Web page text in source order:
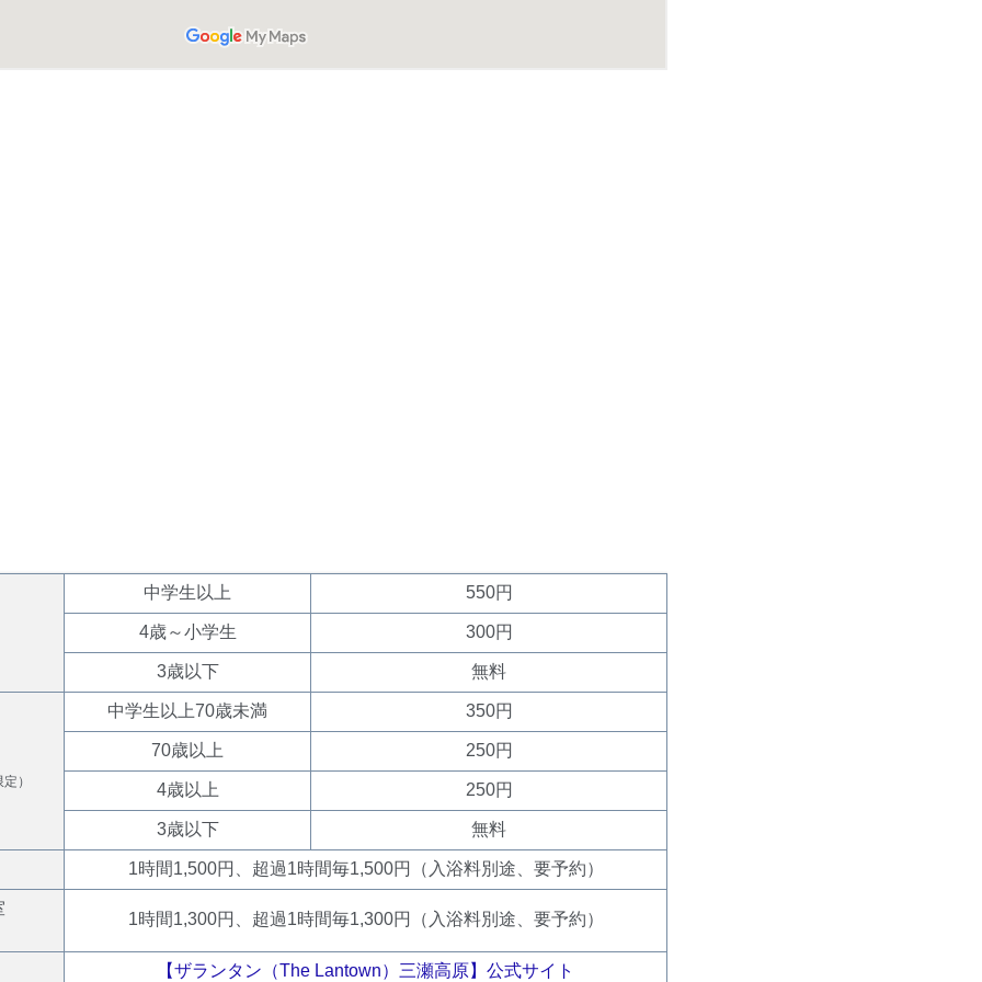
中学生以上 550円
4歳～小学生 300円
3歳以下 無料
）
中学生以上70歳未満 350円
70歳以上 250円
4歳以上 250円
3歳以下 無料
1時間1,500円、超過1時間毎1,500円（入浴料別途、要予約）
1時間1,300円、超過1時間毎1,300円（入浴料別途、要予約）
【ザランタン（The Lantown）三瀬高原】公式サイト